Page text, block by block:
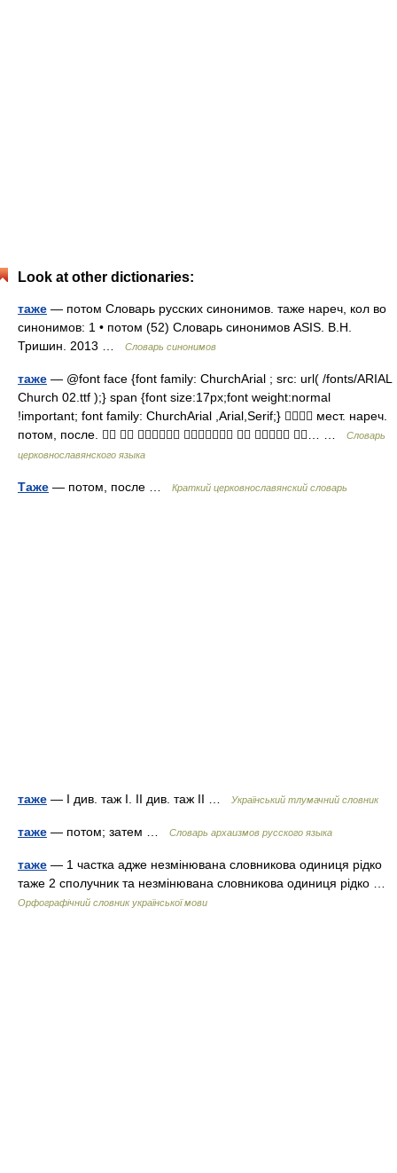
Look at other dictionaries:
таже — потом Словарь русских синонимов. таже нареч, кол во
синонимов: 1 • потом (52) Словарь синонимов ASIS. В.Н.
Тришин. 2013 …
Словарь синонимов
таже — @font face {font family: ChurchArial ; src: url( /fonts/ARIAL
Church 02.ttf );} span {font size:17px;font weight:normal
!important; font family: ChurchArial ,Arial,Serif;}  мест. нареч.
потом, после.       … …
Словарь
церковнославянского языка
Таже — потом, после … Краткий церковнославянский словарь
таже — I див. таж I. II див. таж II … Український тлумачний словник
таже — потом; затем … Cловарь архаизмов русского языка
таже — 1 частка адже незмінювана словникова одиниця рідко
таже 2 сполучник та незмінювана словникова одиниця рідко …
Орфографічний словник української мови